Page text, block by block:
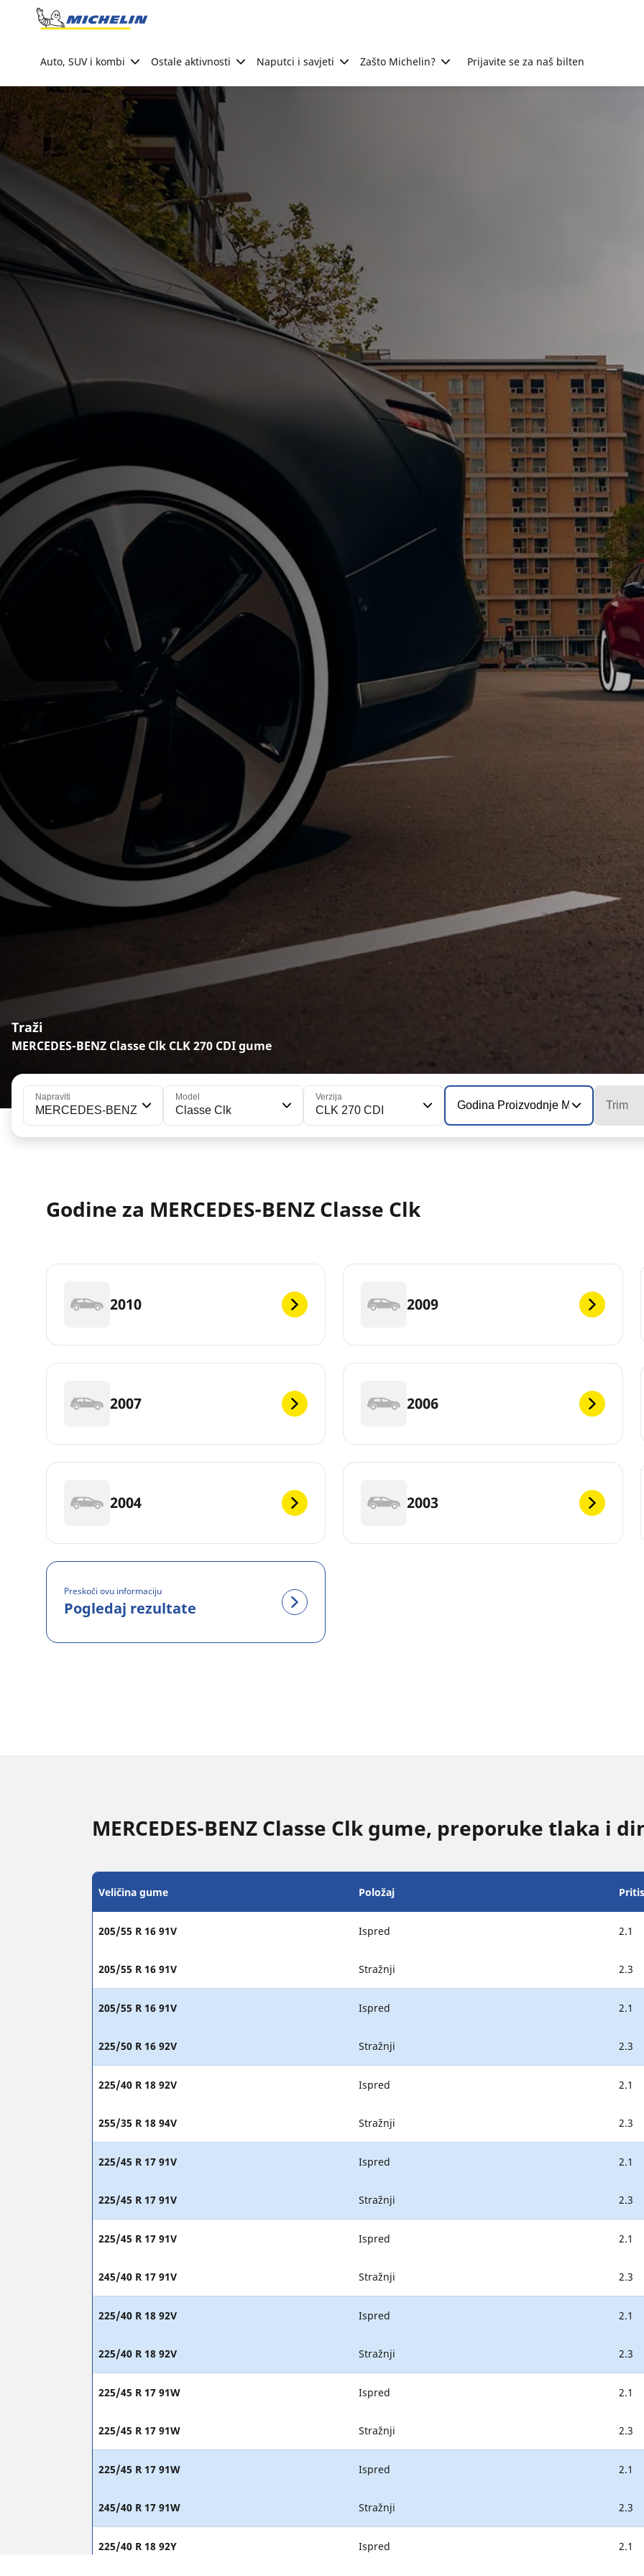
Go to page content
Auto, SUV i kombi Ostale aktivnosti Naputci i savjeti Zašto Michelin? Prijavite se za naš bilten
Traži
MERCEDES-BENZ Classe Clk CLK 270 CDI gume
Napraviti
MERCEDES-BENZ
Model
Classe Clk
Verzija
CLK 270 CDI Godina Proizvodnje Modela Trim
Godine za MERCEDES-BENZ Classe Clk
2010 2009
2007 2006
2004 2003
Preskoči ovu informaciju
Pogledaj rezultate
MERCEDES-BENZ Classe Clk gume, preporuke tlaka i
Veličina gume Položaj
205/55 R 16 91V Ispred 2.1
205/55 R 16 91V Stražnji 2.3
205/55 R 16 91V Ispred 2.1
225/50 R 16 92V Stražnji 2.3
225/40 R 18 92V Ispred 2.1
255/35 R 18 94V Stražnji 2.3
225/45 R 17 91V Ispred 2.1
225/45 R 17 91V Stražnji 2.3
225/45 R 17 91V Ispred 2.1
245/40 R 17 91V Stražnji 2.3
225/40 R 18 92V Ispred 2.1
225/40 R 18 92V Stražnji 2.3
225/45 R 17 91W Ispred 2.1
225/45 R 17 91W Stražnji 2.3
225/45 R 17 91W Ispred 2.1
245/40 R 17 91W Stražnji 2.3
225/40 R 18 92Y Ispred 2.1